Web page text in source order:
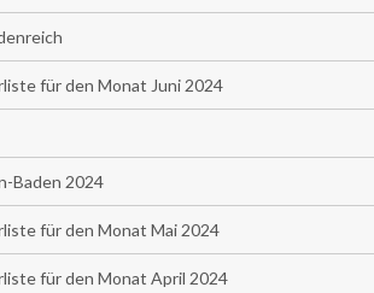
für den Monat Juni 2024
Baden 2024
für den Monat Mai 2024
für den Monat April 2024